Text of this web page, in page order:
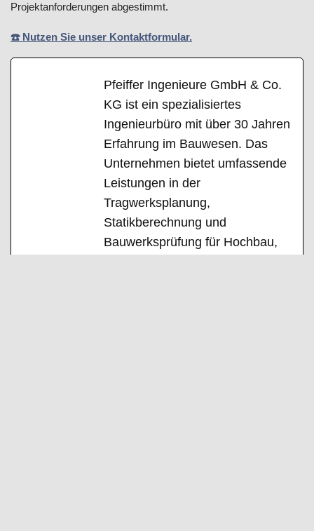
Projektanforderungen abgestimmt.
☎️ Nutzen Sie unser Kontaktformular.
Pfeiffer Ingenieure GmbH & Co.
KG ist ein spezialisiertes
Ingenieurbüro mit über 30 Jahren
Erfahrung im Bauwesen. Das
Unternehmen bietet umfassende
Leistungen in der
Tragwerksplanung,
Statikberechnung und
Bauwerksprüfung für Hochbau,